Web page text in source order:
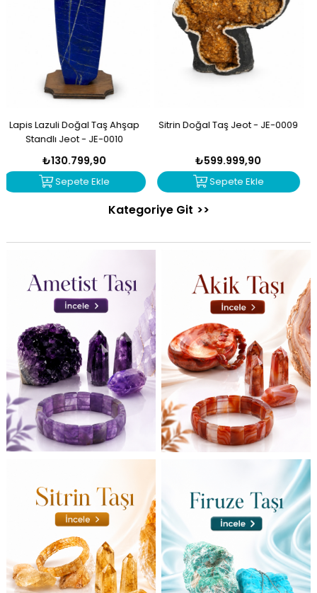
Sitrin Doğal Taş Jeot - JE-0009
₺599.999,90
Sepete Ekle
Sitrin Doğal Taş Demir Standlı
₺87.999,91
Sepete Ekle
Kategoriye Git